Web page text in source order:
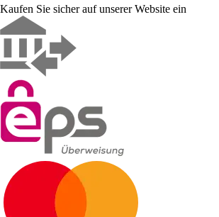
Kaufen Sie sicher auf unserer Website ein